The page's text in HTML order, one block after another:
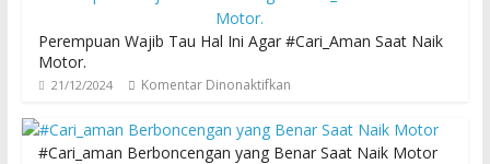
Perempuan Wajib Tau Hal Ini Agar #Cari_Aman Saat Naik
Motor.
21/12/2024 Komentar Dinonaktifkan
#Cari_aman Berboncengan yang Benar Saat Naik Motor